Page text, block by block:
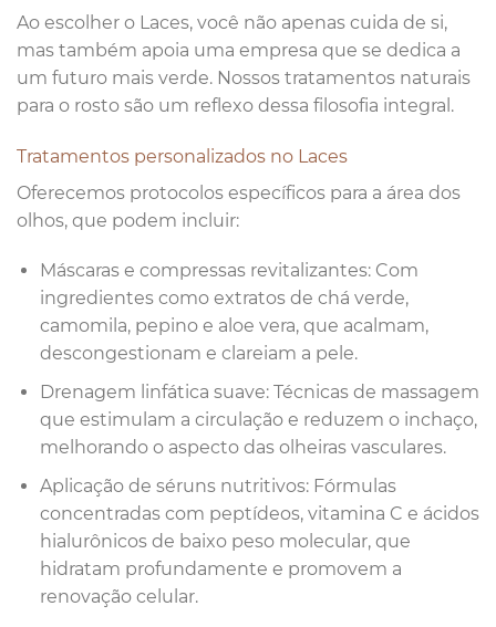
Ao escolher o Laces, você não apenas cuida de si,
mas também apoia uma empresa que se dedica a
um futuro mais verde. Nossos tratamentos naturais
para o rosto são um reflexo dessa filosofia integral.
Tratamentos personalizados no Laces
Oferecemos protocolos específicos para a área dos
olhos, que podem incluir:
Máscaras e compressas revitalizantes: Com
ingredientes como extratos de chá verde,
camomila, pepino e aloe vera, que acalmam,
descongestionam e clareiam a pele.
Drenagem linfática suave: Técnicas de massagem
que estimulam a circulação e reduzem o inchaço,
melhorando o aspecto das olheiras vasculares.
Aplicação de séruns nutritivos: Fórmulas
concentradas com peptídeos, vitamina C e ácidos
hialurônicos de baixo peso molecular, que
hidratam profundamente e promovem a
renovação celular.